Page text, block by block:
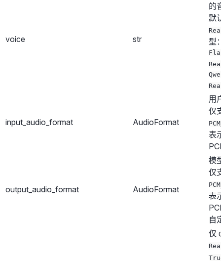
voice str
的
默
型
input_audio_format AudioFormat
用
仅
表
output_audio_format AudioFormat
模
仅
表
自
仅